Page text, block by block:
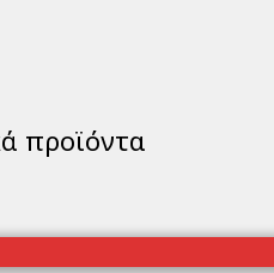
προϊόντα